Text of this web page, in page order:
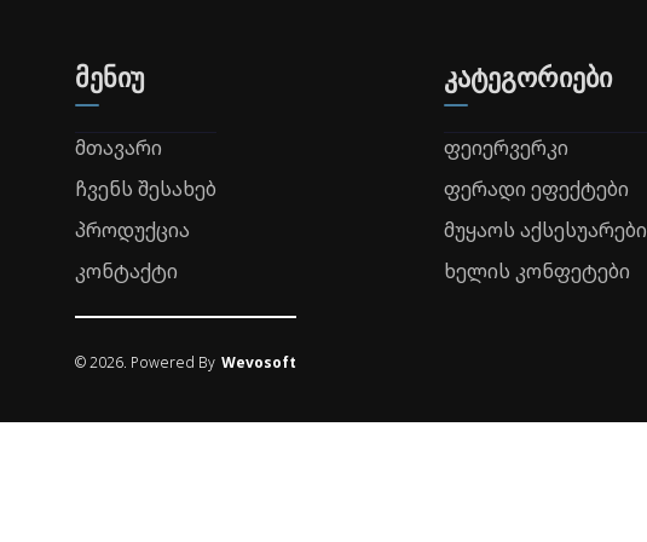
მენიუ
მთავარი
ჩვენს შესახებ
პროდუქცია
კონტაქტი
კატეგორიები
ფეიერვერკი
ფერადი ეფექტები
მუყაოს აქსესუარები
ხელის კონფეტები
©2026. Powered By Wevosoft